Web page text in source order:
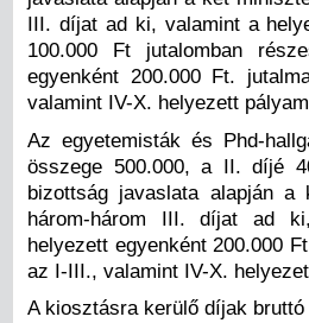
III. díjat ad ki, valamint a
100.000 Ft jutalomban
egyenként 200.000 Ft.
valamint IV-X. helyezett
Az egyetemisták és Phd-
összege 500.000, a II. díjé
bizottság javaslata alapján
három-három III. díjat ad
helyezett egyenként 200.000
az I-III., valamint IV-X.
A kiosztásra kerülő díjak